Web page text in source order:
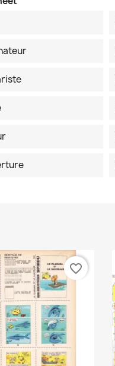
favorite_border